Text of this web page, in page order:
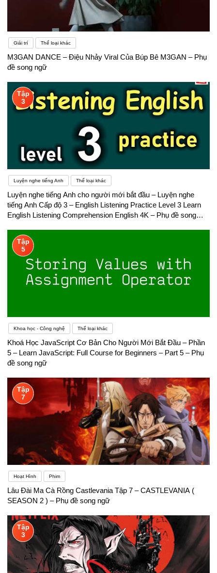
Giải trí Thể loại khác
M3GAN DANCE – Điệu Nhảy Viral Của Búp Bê M3GAN – Phụ
đề song ngữ
Tập
3
Luyện nghe tiếng Anh Thể loại khác
Luyện nghe tiếng Anh cho người mới bắt đầu – Luyện nghe
tiếng Anh Cấp độ 3 – English Listening Practice Level 3 Learn
English Listening Comprehension English 4K – Phụ đề song
Tập
5
Khoa học - Công nghệ Thể loại khác
Khoá Học JavaScript Cơ Bản Cho Người Mới Bắt Đầu – Phần
5 – Learn JavaScript: Full Course for Beginners – Part 5 – Phụ
đề song ngữ
Tập
7
Hoạt Hình Phim
Lâu Đài Ma Cà Rồng Castlevania Tập 7 – CASTLEVANIA (
SEASON 2 ) – Phụ đề song ngữ
Tập
3